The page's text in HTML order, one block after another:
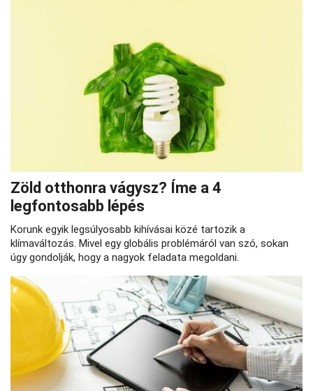
Zöld otthonra vágysz? Íme a 4
legfontosabb lépés
Korunk egyik legsúlyosabb kihívásai közé tartozik a
klímaváltozás. Mivel egy globális problémáról van szó, sokan
úgy gondolják, hogy a nagyok feladata megoldani.